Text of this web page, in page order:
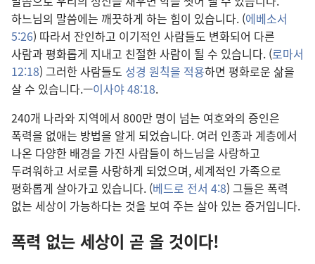
하느님의 말씀에는 깨끗하게 하는 힘이 있습니다. (에베소서
5:26) 따라서 잔인하고 이기적인 사람들도 변화되어 다른
사람과 평화롭게 지내고 친절한 사람이 될 수 있습니다. (로마서
12:18) 그러한 사람들도 성경 원칙을 적용하면 평화로운 삶을
살 수 있습니다.—이사야 48:18.
240개 나라와 지역에서 800만 명이 넘는 여호와의 증인은
폭력을 없애는 방법을 알게 되었습니다. 여러 인종과 계층에서
나온 다양한 배경을 가진 사람들이 하느님을 사랑하고
두려워하고 서로를 사랑하게 되었으며, 세계적인 가족으로
평화롭게 살아가고 있습니다. (베드로 전서 4:8) 그들은 폭력
없는 세상이 가능하다는 것을 보여 주는 살아 있는 증거입니다.
폭력 없는 세상이 곧 올 것이다!